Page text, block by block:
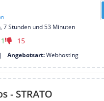
7 Stunden und 53 Minuten
15
Angebotsart:Webhosting
- STRATO